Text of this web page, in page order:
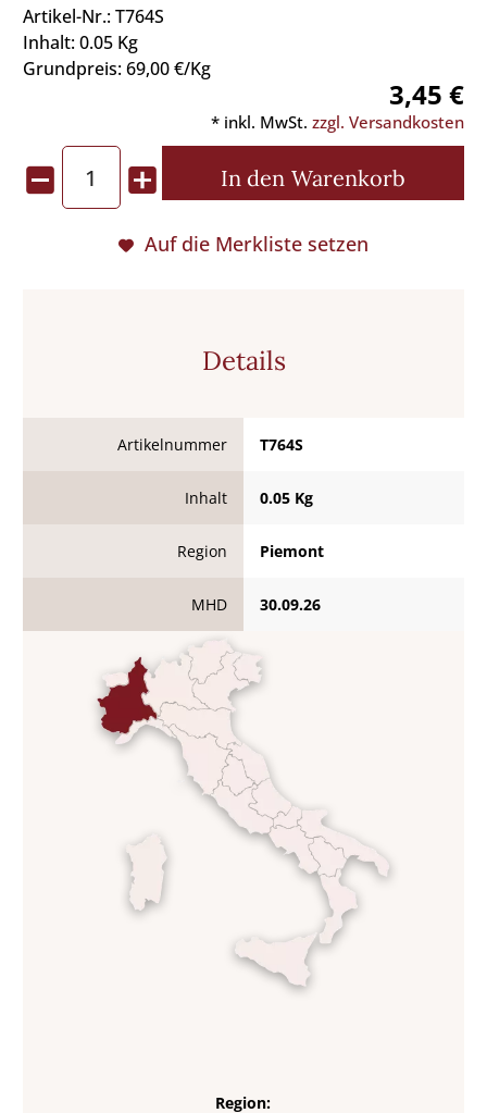
Artikel-Nr.: T764S
Inhalt: 0.05 Kg
Grundpreis: 69,00 €/Kg
3,45 €
* inkl. MwSt.zzgl. Versandkosten
In den Warenkorb
Auf die Merkliste setzen
Details
Artikelnummer T764S
Inhalt 0.05 Kg
Region Piemont
MHD 30.09.26
Region: